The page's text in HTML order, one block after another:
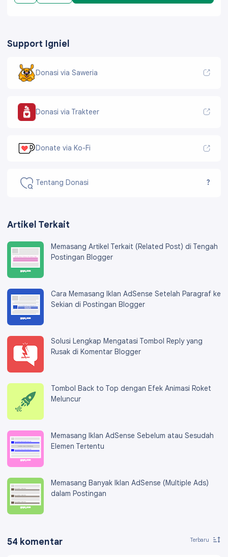
Support Igniel
Donasi via Saweria
Donasi via Trakteer
Donate via Ko-Fi
Tentang Donasi ?
Artikel Terkait
Memasang Artikel Terkait (Related Post) di Tengah
Postingan Blogger
Cara Memasang Iklan AdSense Setelah Paragraf ke
Sekian di Postingan Blogger
Solusi Lengkap Mengatasi Tombol Reply yang
Rusak di Komentar Blogger
Tombol Back to Top dengan Efek Animasi Roket
Meluncur
Memasang Iklan AdSense Sebelum atau Sesudah
Elemen Tertentu
Memasang Banyak Iklan AdSense (Multiple Ads)
dalam Postingan
54 komentar